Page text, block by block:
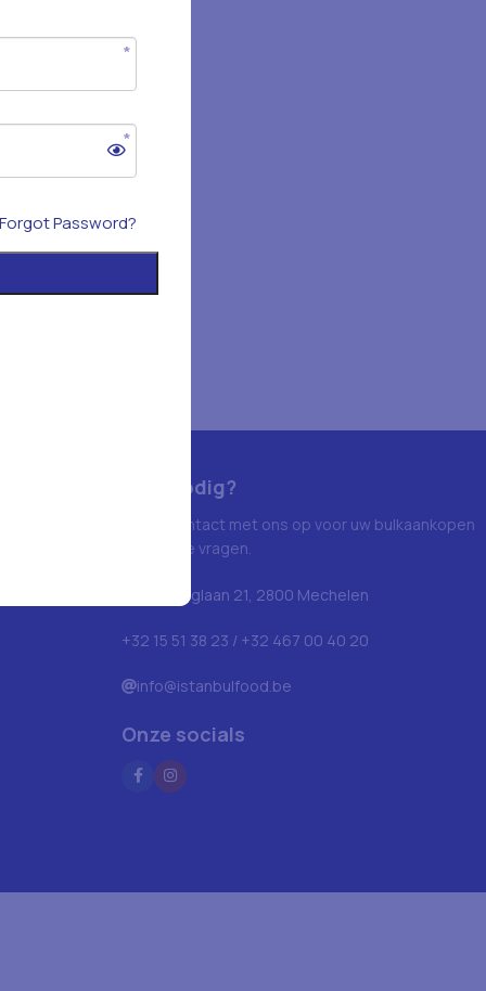
Hulp nodig?
Neem contact met ons op voor uw bulkaankopen
en andere vragen.
Blarenberglaan 21, 2800 Mechelen
+32 15 51 38 23 / +32 467 00 40 20
info@istanbulfood.be
Onze socials
Forgot Password?